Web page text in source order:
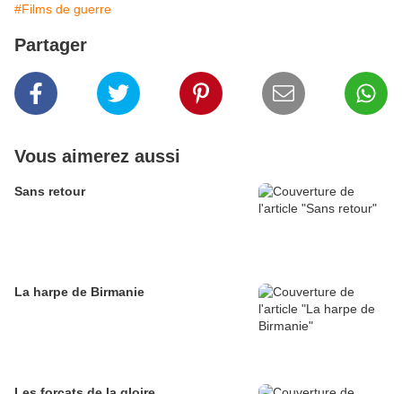
#Films de guerre
Partager
Vous aimerez aussi
Sans retour
La harpe de Birmanie